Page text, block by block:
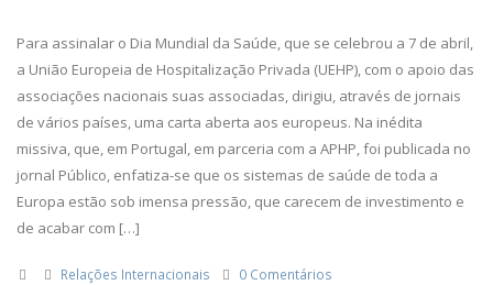
Para assinalar o Dia Mundial da Saúde, que se celebrou a 7 de abril,
a União Europeia de Hospitalização Privada (UEHP), com o apoio das
associações nacionais suas associadas, dirigiu, através de jornais
de vários países, uma carta aberta aos europeus. Na inédita
missiva, que, em Portugal, em parceria com a APHP, foi publicada no
jornal Público, enfatiza-se que os sistemas de saúde de toda a
Europa estão sob imensa pressão, que carecem de investimento e
de acabar com […]
Relações Internacionais 0 Comentários